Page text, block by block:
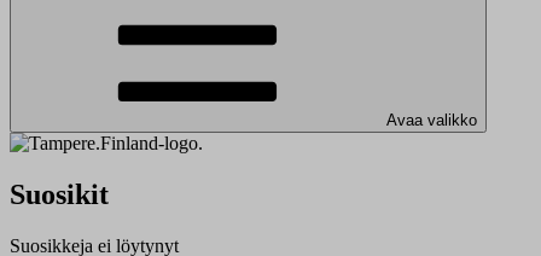
Avaa valikko
Suosikit
Suosikkeja ei löytynyt